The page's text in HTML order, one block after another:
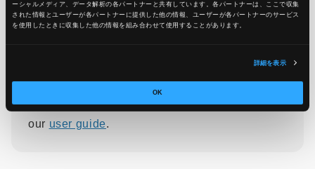
ーシャルメディア、データ解析の各パートナーと共有しています。各パートナーは、ここで収集
された情報とユーザーが各パートナーに提供した他の情報、ユーザーが各パートナーのサービス
を使用したときに収集した他の情報を組み合わせて使用​​することがあります。
詳細を表示
OK
images up to date.
all AWS regions, excluding GovCloud (US) and
our user guide.